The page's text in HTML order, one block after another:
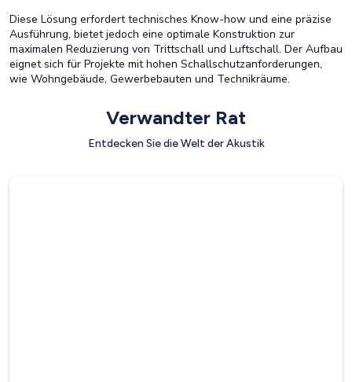
Diese Lösung erfordert technisches Know-how und eine präzise
Ausführung, bietet jedoch eine optimale Konstruktion zur
maximalen Reduzierung von Trittschall und Luftschall. Der Aufbau
eignet sich für Projekte mit hohen Schallschutzanforderungen,
wie Wohngebäude, Gewerbebauten und Technikräume.
Verwandter Rat
Entdecken Sie die Welt der Akustik